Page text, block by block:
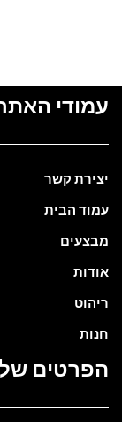
עמודי
יצירת קשר
עמוד הבית
מבצעים
אודות
ריהוט
חנות
הפרטים